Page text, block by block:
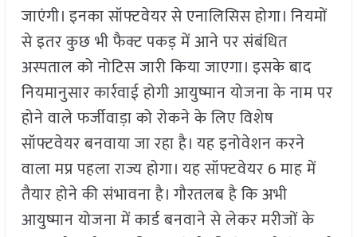
जाएंगी। इनका सॉफ्टवेयर से एनालिसिस होगा। नियमों
से इतर कुछ भी फैक्ट पकड़ में आने पर संबंधित
अस्पताल को नोटिस जारी किया जाएगा। इसके बाद
नियमानुसार कार्रवाई होगी आयुष्मान योजना के नाम पर
होने वाले फर्जीवाड़ा को रोकने के लिए विशेष
सॉफ्टवेयर बनवाया जा रहा है। यह इनोवेशन करने
वाला मप्र पहला राज्य होगा। यह सॉफ्टवेयर 6 माह में
तैयार होने की संभावना है। गौरतलब है कि अभी
आयुष्मान योजना में कार्ड बनवाने से लेकर मरीजों के